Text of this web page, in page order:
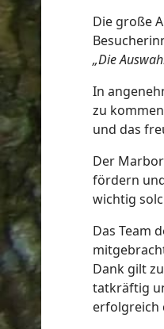
Die große
„Die
In
zu
und das
Der
fördern
wichtig
Das Team
Dank gilt
tatkräftig
erfolgreich